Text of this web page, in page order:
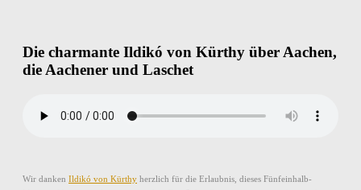
Die charmante Ildikó von Kürthy über Aachen,
die Aachener und Laschet
Wir danken Ildikó von Kürthy herzlich für die Erlaubnis, dieses Fünfeinhalb-